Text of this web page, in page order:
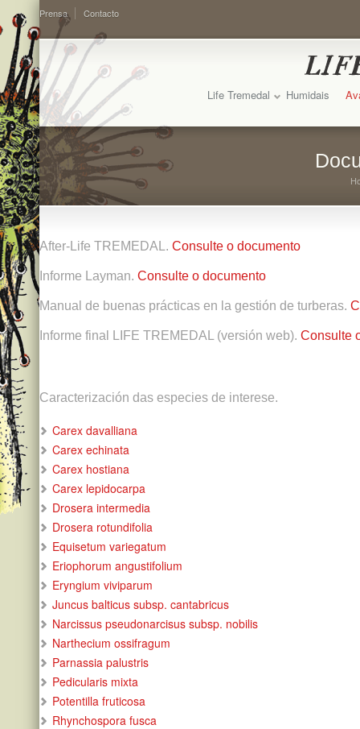
Prensa Contacto
Life Tremedal Humidais
After-Life TREMEDAL. Consulte o documento
Informe Layman. Consulte o documento
Manual de buenas prácticas en la gestión de turberas.
Informe final LIFE TREMEDAL (versión web). Consulte
Caracterización das especies de interese.
Carex davalliana
Carex echinata
Carex hostiana
Carex lepidocarpa
Drosera intermedia
Drosera rotundifolia
Equisetum variegatum
Eriophorum angustifolium
Eryngium viviparum
Juncus balticus subsp. cantabricus
Narcissus pseudonarcisus subsp. nobilis
Narthecium ossifragum
Parnassia palustris
Pedicularis mixta
Potentilla fruticosa
Rhynchospora fusca